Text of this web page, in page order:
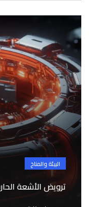
البيئة والمناخ
ترويض الأشعة